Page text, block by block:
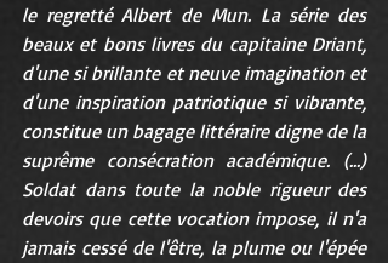
le regretté Albert de Mun. La série des
beaux et bons livres du capitaine Driant,
d'une si brillante et neuve imagination et
d'une inspiration patriotique si vibrante,
constitue un bagage littéraire digne de la
suprême consécration académique. (...)
Soldat dans toute la noble rigueur des
devoirs que cette vocation impose, il n'a
jamais cessé de l'être, la plume ou l'épée